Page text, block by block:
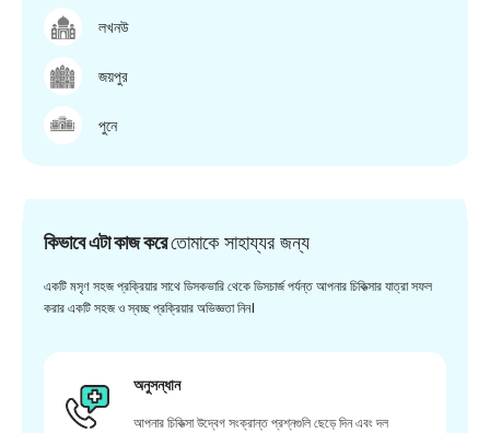
লখনউ
জয়পুর
পুনে
কিভাবে এটা কাজ করেতোমাকে সাহায্যর জন্য
একটি মসৃণ সহজ প্রক্রিয়ার সাথে ডিসকভারি থেকে ডিসচার্জ পর্যন্ত আপনার চিকিত্সার যাত্রা সফল
করার একটি সহজ ও স্বচ্ছ প্রক্রিয়ার অভিজ্ঞতা নিন।
অনুসন্ধান
আপনার চিকিত্সা উদ্বেগ সংক্রান্ত প্রশ্নগুলি ছেড়ে দিন এবং দল